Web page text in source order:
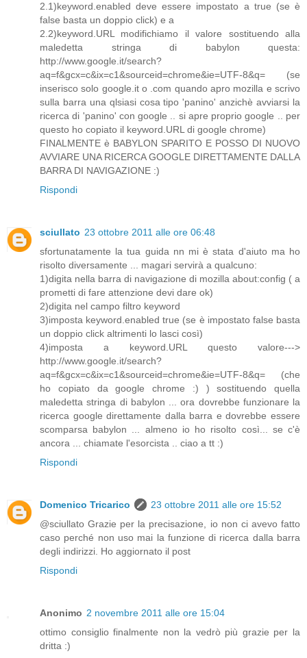
2.1)keyword.enabled deve essere impostato a true (se è
false basta un doppio click) e a
2.2)keyword.URL modifichiamo il valore sostituendo alla
maledetta stringa di babylon questa:
http://www.google.it/search?
aq=f&gcx=c&ix=c1&sourceid=chrome&ie=UTF-8&q= (se
inserisco solo google.it o .com quando apro mozilla e scrivo
sulla barra una qlsiasi cosa tipo 'panino' anzichè avviarsi la
ricerca di 'panino' con google .. si apre proprio google .. per
questo ho copiato il keyword.URL di google chrome)
FINALMENTE è BABYLON SPARITO E POSSO DI NUOVO
AVVIARE UNA RICERCA GOOGLE DIRETTAMENTE DALLA
BARRA DI NAVIGAZIONE :)
Rispondi
sciullato 23 ottobre 2011 alle ore 06:48
sfortunatamente la tua guida nn mi è stata d'aiuto ma ho
risolto diversamente ... magari servirà a qualcuno:
1)digita nella barra di navigazione di mozilla about:config ( a
prometti di fare attenzione devi dare ok)
2)digita nel campo filtro keyword
3)imposta keyword.enabled true (se è impostato false basta
un doppio click altrimenti lo lasci così)
4)imposta a keyword.URL questo valore--->
http://www.google.it/search?
aq=f&gcx=c&ix=c1&sourceid=chrome&ie=UTF-8&q= (che
ho copiato da google chrome :) ) sostituendo quella
maledetta stringa di babylon ... ora dovrebbe funzionare la
ricerca google direttamente dalla barra e dovrebbe essere
scomparsa babylon ... almeno io ho risolto così... se c'è
ancora ... chiamate l'esorcista .. ciao a tt :)
Rispondi
Domenico Tricarico
23 ottobre 2011 alle ore 15:52
@sciullato Grazie per la precisazione, io non ci avevo fatto
caso perché non uso mai la funzione di ricerca dalla barra
degli indirizzi. Ho aggiornato il post
Rispondi
Anonimo 2 novembre 2011 alle ore 15:04
ottimo consiglio finalmente non la vedrò più grazie per la
dritta :)